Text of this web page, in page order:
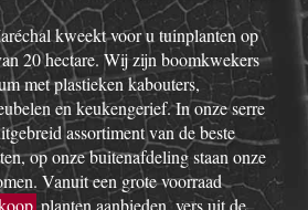
kweekt voor u tuinplanten op
20 hectare. Wij zijn boomkwekers
met plastieken kabouters,
en keukengerief. In onze serre
assortiment van de beste
op onze buitenafdeling staan onze
Vanuit een grote voorraad